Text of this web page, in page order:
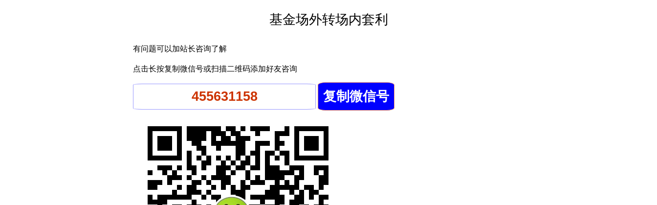
基金场外转场内套利
有问题可以加站长咨询了解
点击长按复制微信号或扫描二维码添加好友咨询